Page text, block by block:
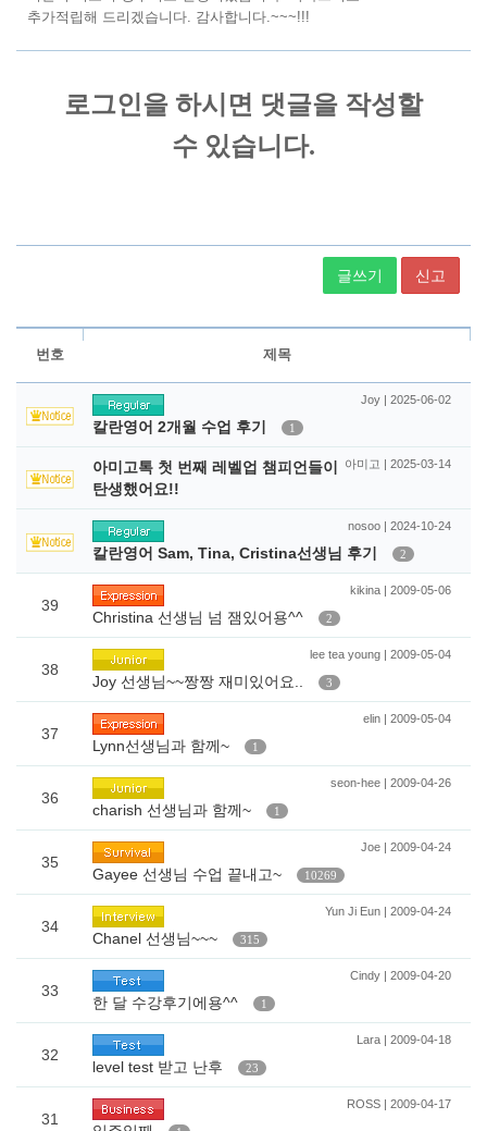
추가적립해 드리겠습니다. 감사합니다.~~~!!!
글쓰기 신고